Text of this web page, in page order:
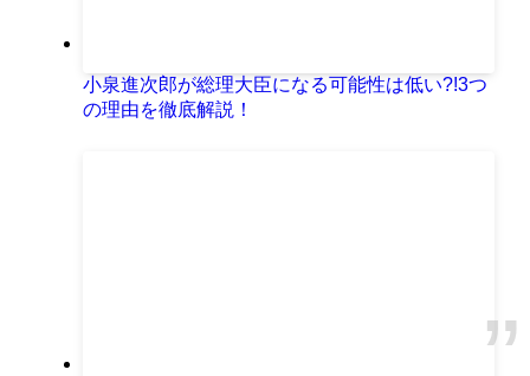
小泉進次郎が総理大臣になる可能性は低い?!3つ
の理由を徹底解説！